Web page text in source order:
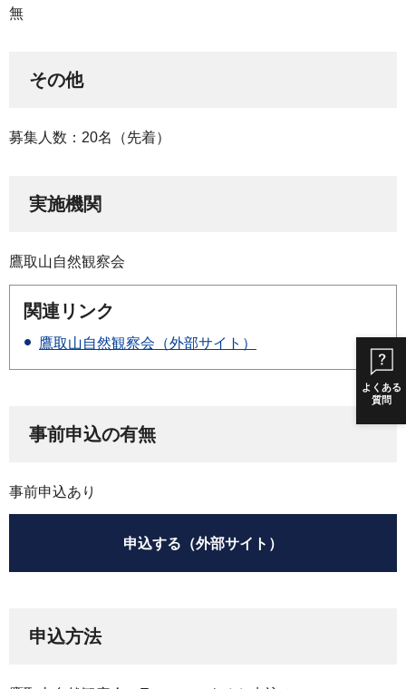
よくある
質問
無
その他
募集人数：20名（先着）
実施機関
鷹取山自然観察会
関連リンク
鷹取山自然観察会（外部サイト）
事前申込の有無
事前申込あり
申込する（外部サイト）
申込方法